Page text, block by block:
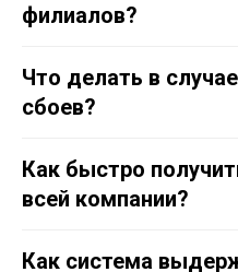
филиалов?
Что делать в
сбоев?
Как быстро
всей компании?
Как система